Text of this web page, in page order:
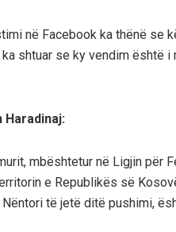
në Facebook ka thënë se
shtuar se ky vendim është
Haradinaj:
mbështetur në Ligjin për
e Republikës së
të jetë ditë pushimi,